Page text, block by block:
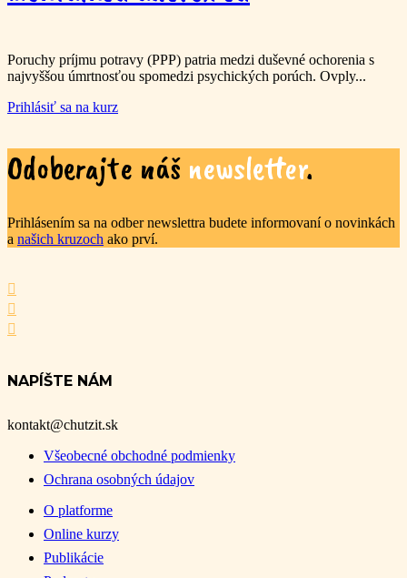
Poruchy príjmu potravy (PPP) patria medzi duševné ochorenia s
najvyššou úmrtnosťou spomedzi psychických porúch. Ovply...
Prihlásiť sa na kurz
Odoberajte náš newsletter.
Prihlásením sa na odber newslettra budete informovaní o novinkách
a našich kruzoch ako prví.
NAPÍŠTE NÁM
kontakt@chutzit.sk
Všeobecné obchodné podmienky
Ochrana osobných údajov
O platforme
Online kurzy
Publikácie